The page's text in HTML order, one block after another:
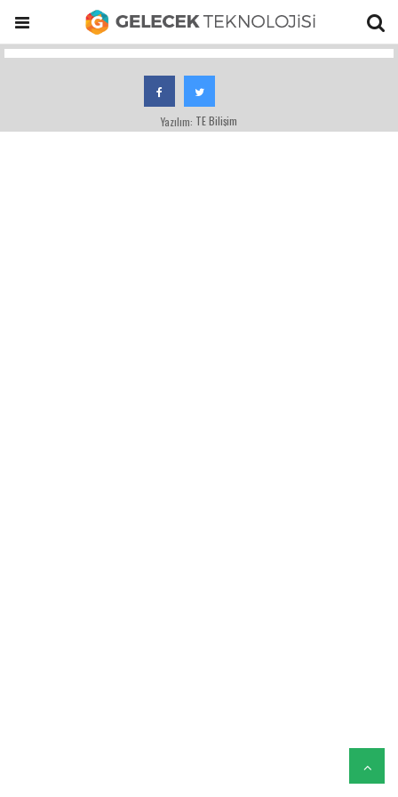
Yazılım: TE Bilişim